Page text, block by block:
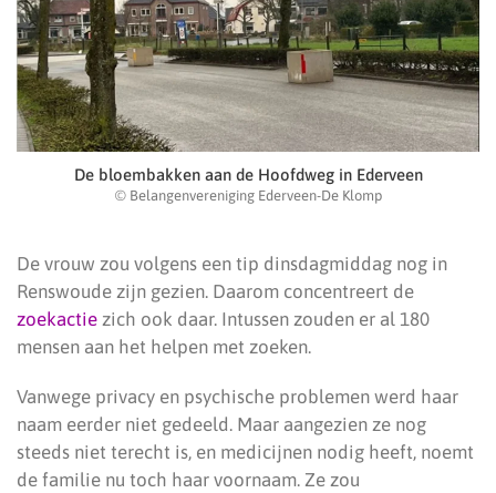
De bloembakken aan de Hoofdweg in Ederveen
© Belangenvereniging Ederveen-De Klomp
De vrouw zou volgens een tip dinsdagmiddag nog in
Renswoude zijn gezien. Daarom concentreert de
zoekactie zich ook daar. Intussen zouden er al 180
mensen aan het helpen met zoeken.
Vanwege privacy en psychische problemen werd haar
naam eerder niet gedeeld. Maar aangezien ze nog
steeds niet terecht is, en medicijnen nodig heeft, noemt
de familie nu toch haar voornaam. Ze zou